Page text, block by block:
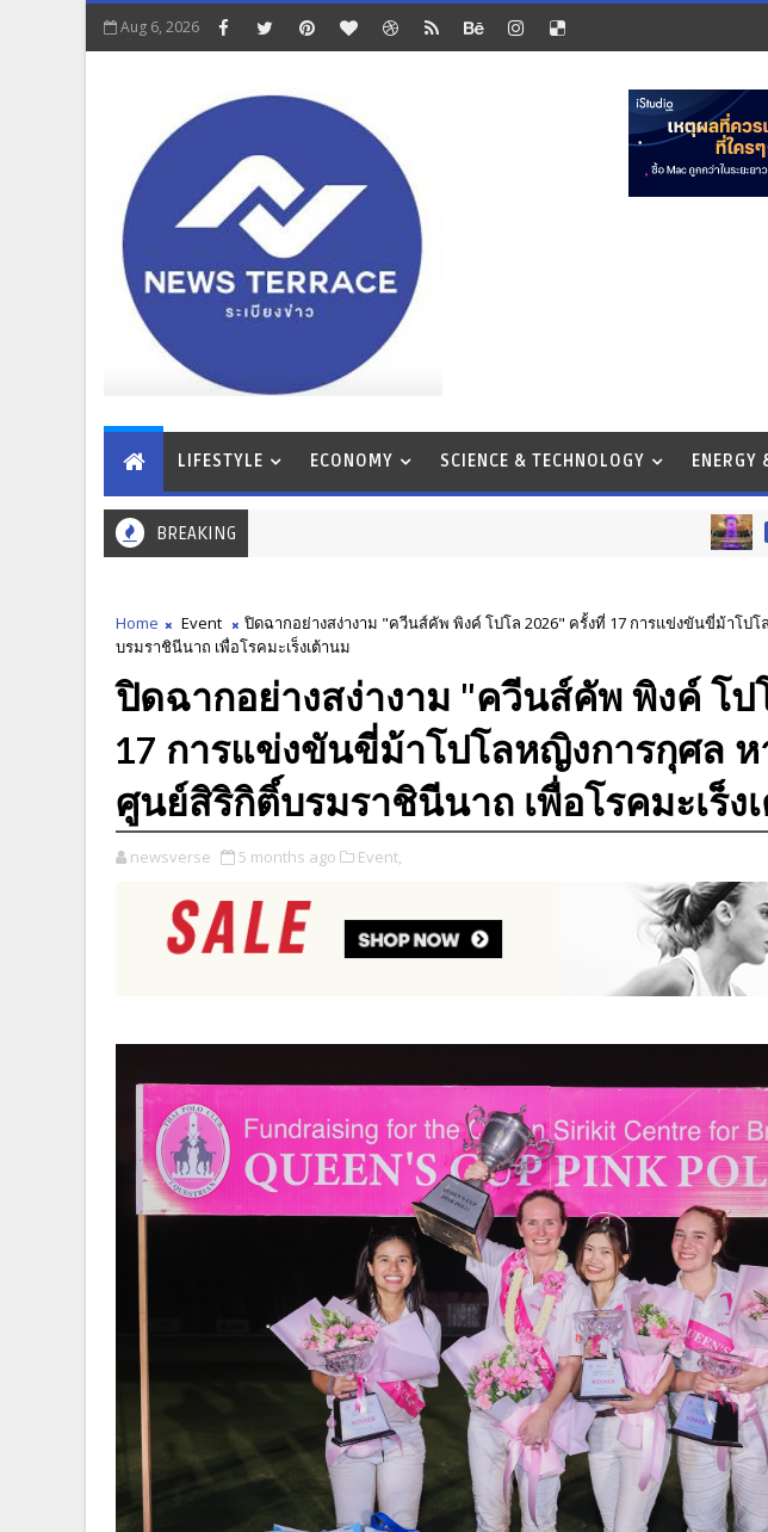
Aug 6, 2026
LIFESTYLE ECONOMY SCIENCE & TECHNOLOGY ENERGY
BREAKING BUSINESS &
Home Event
ปิดฉากอย่างสง่างาม "ควีนส์คัพ พิงค์ โปโล 2026" ครั้งที่ 17 การแข่งขันขี่ม้าโป
บรมราชินีนาถ เพื่อโรคมะเร็งเต้านม
ปิดฉากอย่างสง่างาม "ควีนส์คัพ พิงค์ โป
17 การแข่งขันขี่ม้าโปโลหญิงการกุศล
ศูนย์สิริกิติ์บรมราชินีนาถ เพื่อโรคมะเร็ง
newsverse 5 months ago Event,